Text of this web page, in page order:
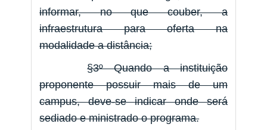
informar, no que couber, a
infraestrutura para oferta na
modalidade a distância;
§3º Quando a instituição
proponente possuir mais de um
campus, deve-se indicar onde será
sediado e ministrado o programa.